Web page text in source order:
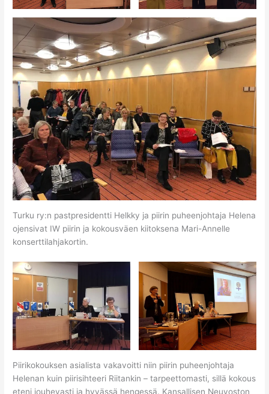
Turku ry:n pastpresidentti Helkky ja piirin puheenjohtaja Helena
ojensivat IW piirin ja kokousväen kiitoksena Mari-Annelle
konserttilahjakortin.
Piirikokouksen asialista vakavoitti niin piirin puheenjohtaja
Helenan kuin piirisihteeri Riitankin – tarpeettomasti, sillä kokous
eteni jouhevasti ja hyvässä hengessä. Kansallisen Neuvoston